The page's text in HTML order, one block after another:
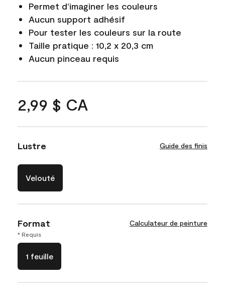
Permet d’imaginer les couleurs
Aucun support adhésif
Pour tester les couleurs sur la route
Taille pratique : 10,2 x 20,3 cm
Aucun pinceau requis
2,99 $ CA
Lustre Guide des finis
Velouté
Format Calculateur de peinture
* Requis
1 feuille